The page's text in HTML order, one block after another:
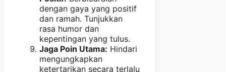
dengan gaya yang positif
dan ramah. Tunjukkan
rasa humor dan
kepentingan yang tulus.
Jaga Poin Utama: Hindari
mengungkapkan
ketertarikan secara terlalu